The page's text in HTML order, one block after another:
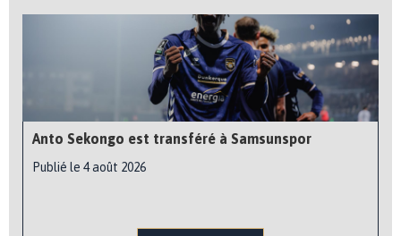
Anto Sekongo est transféré à Samsunspor
Publié le 4 août 2026